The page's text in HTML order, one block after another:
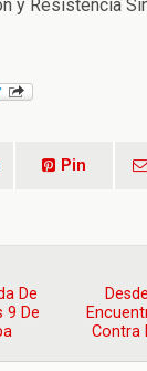
y Resistencia
Pin
De
9 De
Contra